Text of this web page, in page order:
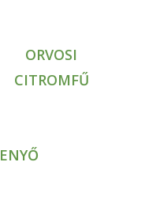
ORVOSI
CITROMFŰ